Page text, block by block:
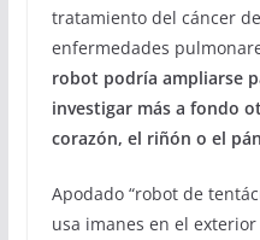
tratamiento del cáncer
enfermedades
robot podría ampliarse
investigar más a fondo
corazón, el riñón o el
Apodado “robot de
usa imanes en el